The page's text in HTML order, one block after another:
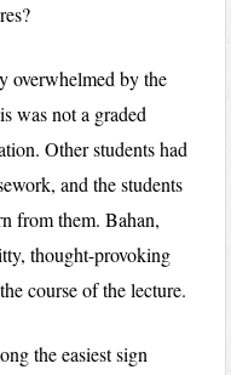
overwhelmed by the
was not a graded
Other students had
and the students
from them. Bahan,
thought-provoking
course of the lecture.
the easiest sign